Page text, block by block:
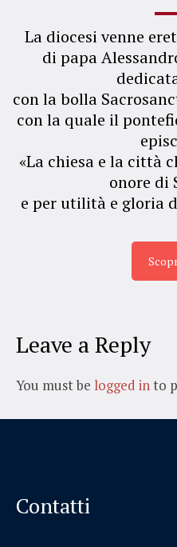
La diocesi venne
di papa
con la bolla
con la quale il
«La chiesa e la città
onore di
e per utilità e gloria
Leave a Reply
You must be logged into
Contatti